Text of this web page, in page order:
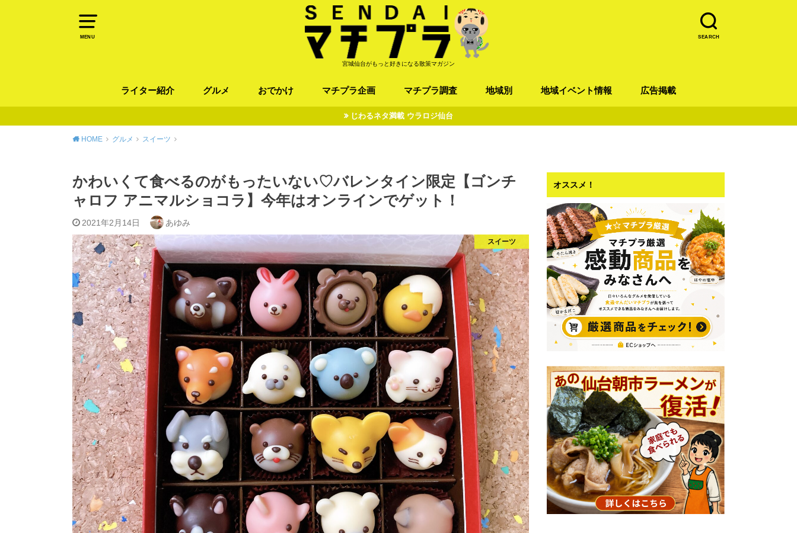
MENU SEARCH
宮城仙台がもっと好きになる散策マガジン
ライター紹介 グルメ おでかけ マチプラ企画
オトアルキ
マチプラ企業訪問
ファッション
ブラミヤギ
マチプラ漫画
マチプラ小説
マチプラ調査
歴史
地域別 地域イベント情報 広告掲載
じわるネタ満載 ウラロジ仙台
HOME グルメ スイーツ
かわいくて食べるのがもったいない♡バレンタイン限定【ゴンチ
ャロフ アニマルショコラ】今年はオンラインでゲット！
2021年2月14日 あゆみ
スイーツ
オススメ！